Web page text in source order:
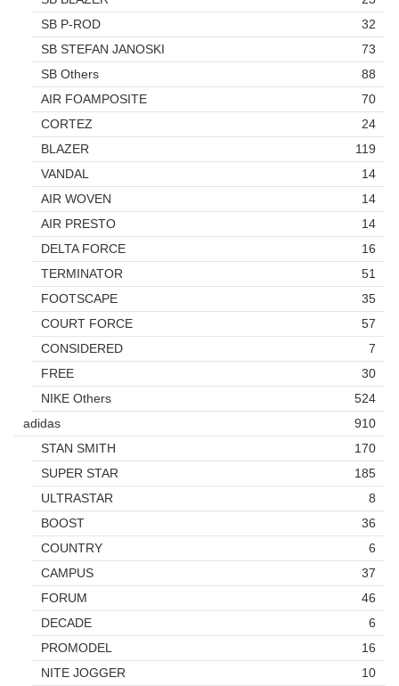
SB P-ROD
32
SB STEFAN JANOSKI
73
SB Others
88
AIR FOAMPOSITE
70
CORTEZ
24
BLAZER
119
VANDAL
14
AIR WOVEN
14
AIR PRESTO
14
DELTA FORCE
16
TERMINATOR
51
FOOTSCAPE
35
COURT FORCE
57
CONSIDERED
7
FREE
30
NIKE Others
524
adidas
910
STAN SMITH
170
SUPER STAR
185
ULTRASTAR
8
BOOST
36
COUNTRY
6
CAMPUS
37
FORUM
46
DECADE
6
PROMODEL
16
NITE JOGGER
10